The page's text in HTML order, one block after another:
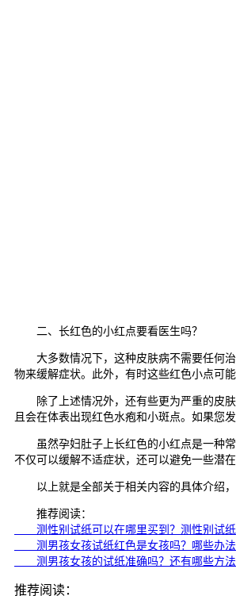
二、长红色的小红点要看医生吗？
大多数情况下，这种皮肤病不需要任何治
物来缓解症状。此外，有时这些红色小点可
除了上述情况外，还有些更为严重的皮肤
且会在体表出现红色水疱和小斑点。如果您
虽然孕妇肚子上长红色的小红点是一种常
不仅可以缓解不适症状，还可以避免一些潜
以上就是全部关于相关内容的具体介绍，
推荐阅读：
测性别试纸可以在哪里买到？测性别试纸
测男孩女孩试纸红色是女孩吗？哪些办法
测男孩女孩的试纸准确吗？还有哪些方法
推荐阅读：